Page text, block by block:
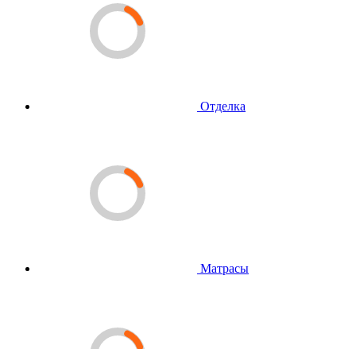
Отделка
Матрасы